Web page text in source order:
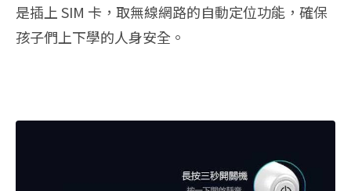
是插上 SIM 卡，取無線網路的自動定位功能，確保
孩子們上下學的人身安全。